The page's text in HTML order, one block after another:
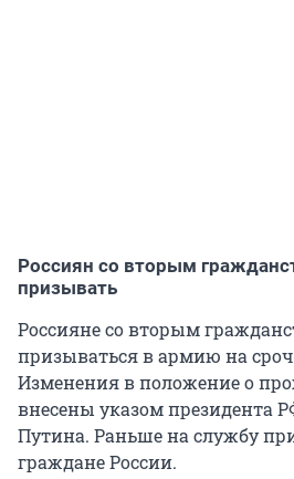
Россиян со вторым
призывать
Россияне со вторым
призываться в армию на
Изменения в положение о
внесены указом президента
Путина. Раньше на службу
граждане России.